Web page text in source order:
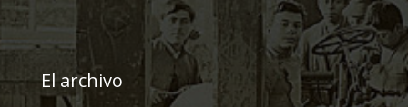
El archivo